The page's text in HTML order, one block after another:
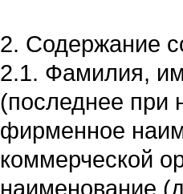
2. Содержание
2.1. Фамилия,
(последнее при
фирменное
коммерческой
наименование